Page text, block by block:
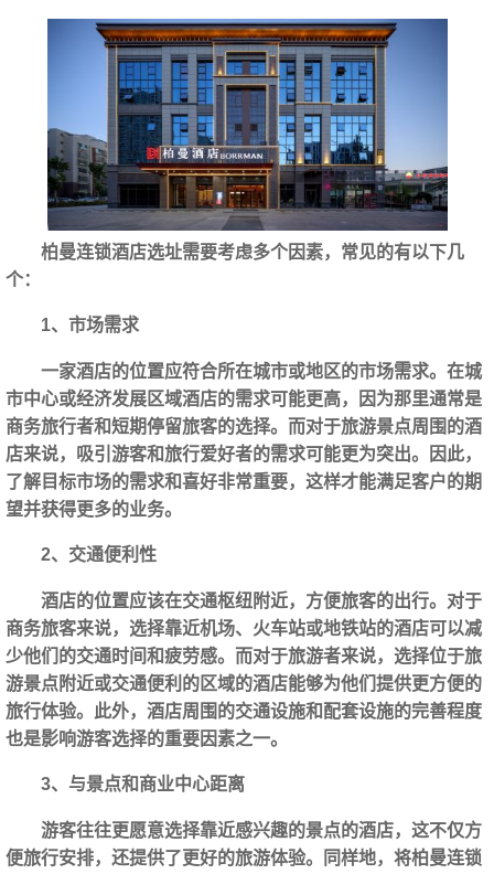
柏曼连锁酒店选址需要考虑多个因素，常见的有以下几
个：
1、市场需求
一家酒店的位置应符合所在城市或地区的市场需求。在城
市中心或经济发展区域酒店的需求可能更高，因为那里通常是
商务旅行者和短期停留旅客的选择。而对于旅游景点周围的酒
店来说，吸引游客和旅行爱好者的需求可能更为突出。因此，
了解目标市场的需求和喜好非常重要，这样才能满足客户的期
望并获得更多的业务。
2、交通便利性
酒店的位置应该在交通枢纽附近，方便旅客的出行。对于
商务旅客来说，选择靠近机场、火车站或地铁站的酒店可以减
少他们的交通时间和疲劳感。而对于旅游者来说，选择位于旅
游景点附近或交通便利的区域的酒店能够为他们提供更方便的
旅行体验。此外，酒店周围的交通设施和配套设施的完善程度
也是影响游客选择的重要因素之一。
3、与景点和商业中心距离
游客往往更愿意选择靠近感兴趣的景点的酒店，这不仅方
便旅行安排，还提供了更好的旅游体验。同样地，将柏曼连锁